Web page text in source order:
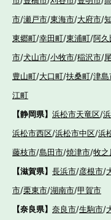
市/瀬戸市/東海市/大府市/
東郷町/幸田町/東浦町/阿久
市/犬山市/小牧市/稲沢市/
豊山町/大口町/扶桑町/津島
江町
【静岡県】 浜松市天竜区/
浜松市西区/浜松市中区/浜
藤枝市/島田市/焼津市/牧之
【滋賀県】 長浜市/彦根市/
市/栗東市/湖南市/甲賀市
【奈良県】 奈良市/生駒市/